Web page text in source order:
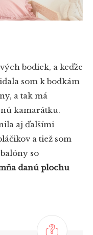
bodiek, a keďže
som k bodkám
a tak má
kamarátku.
aj ďalšími
a tiež som
so
danú plochu